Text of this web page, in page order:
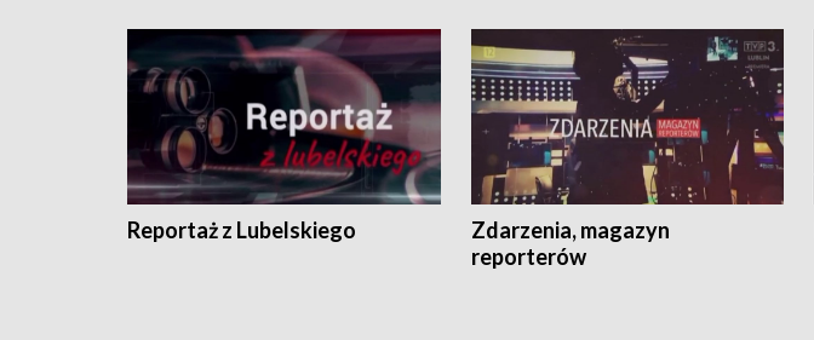
Reportaż z Lubelskiego
Zdarzenia, magazyn
reporterów